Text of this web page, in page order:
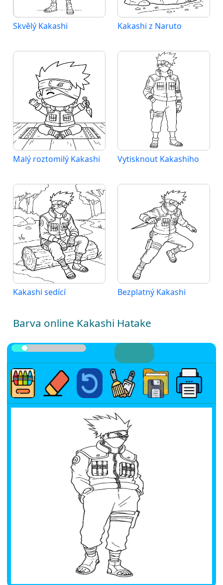
Skvělý Kakashi Kakashi z Naruto
Malý roztomilý Kakashi Vytisknout Kakashiho
Kakashi sedící Bezplatný Kakashi
Barva online Kakashi Hatake